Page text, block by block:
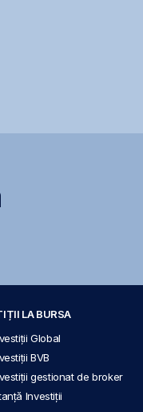
LA BURSA
Global
BVB
gestionat de broker
Investiții